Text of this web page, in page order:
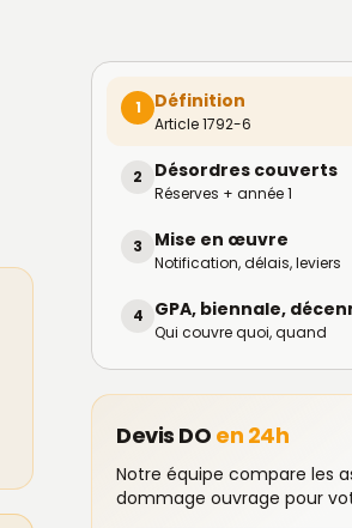
1 Définition
Article 1792-6
2 Désordres couverts
Réserves + année 1
3 Mise en œuvre
Notification, délais, leviers
4 GPA, biennale,
Qui couvre quoi, quand
Devis DO en 24h
Notre équipe compare les
dommage ouvrage pour